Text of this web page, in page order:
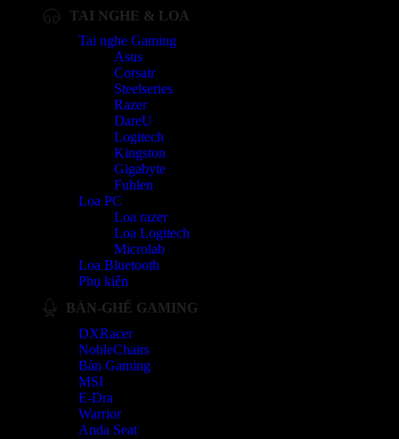
TAI NGHE & LOA
Tai nghe Gaming
Asus
Corsair
Steelseries
Razer
DareU
Logitech
Kingston
Gigabyte
Fuhlen
Loa PC
Loa razer
Loa Logitech
Microlab
Loa Bluetooth
Phụ kiện
BÀN-GHẾ GAMING
DXRacer
NobleChairs
Bàn Gaming
MSI
E-Dra
Warrior
Anda Seat